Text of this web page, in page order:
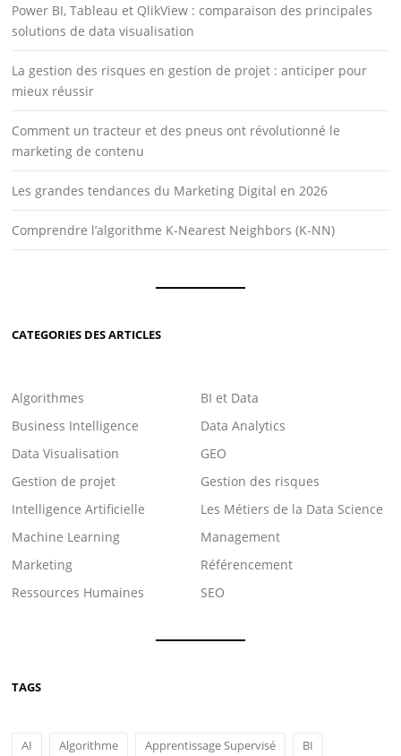
Power BI, Tableau et QlikView : comparaison des principales
solutions de data visualisation
La gestion des risques en gestion de projet : anticiper pour
mieux réussir
Comment un tracteur et des pneus ont révolutionné le
marketing de contenu
Les grandes tendances du Marketing Digital en 2026
Comprendre l’algorithme K-Nearest Neighbors (K-NN)
CATEGORIES DES ARTICLES
Algorithmes
BI et Data
Business Intelligence
Data Analytics
Data Visualisation
GEO
Gestion de projet
Gestion des risques
Intelligence Artificielle
Les Métiers de la Data Science
Machine Learning
Management
Marketing
Référencement
Ressources Humaines
SEO
TAGS
AI Algorithme Apprentissage Supervisé
BI